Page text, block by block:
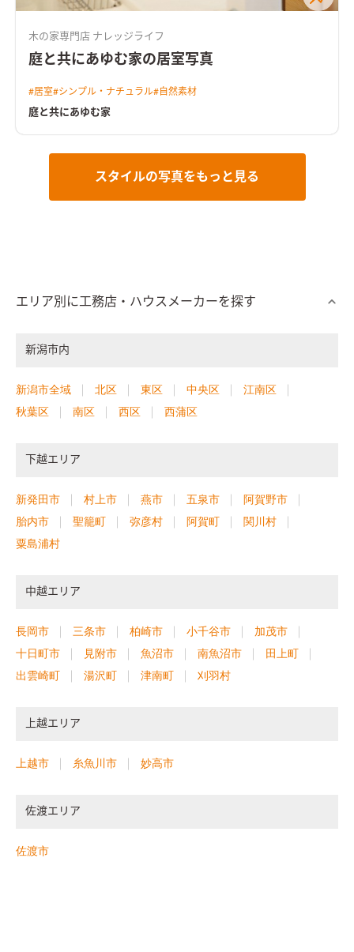
木の家専門店 ナレッジライフ
庭と共にあゆむ家の居室写真
#居室#シンプル・ナチュラル#自然素材
庭と共にあゆむ家
スタイルの写真をもっと見る
エリア別に工務店・ハウスメーカーを探す
新潟市内
新潟市全域 北区 東区 中央区
江南区
秋葉区
南区 西区 西蒲区
下越エリア
新発田市 村上市 燕市 五泉市
阿賀野市
胎内市
聖籠町 弥彦村 阿賀町
関川村
粟島浦村
中越エリア
長岡市 三条市 柏崎市 小千谷市
加茂市
十日町市
見附市 魚沼市 南魚沼市
田上町
出雲崎町
湯沢町 津南町 刈羽村
上越エリア
上越市 糸魚川市 妙高市
佐渡エリア
佐渡市